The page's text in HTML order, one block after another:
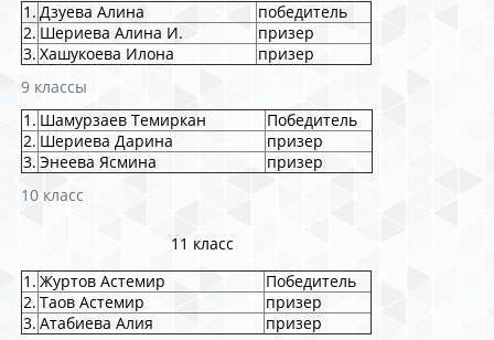
9 классы
1. Дзуева Алина
победитель
2. Шериева Алина И.
призер
3. Хашукоева Илона призер
10 класс
1. Шамурзаев Темиркан
Победитель
2. Шериева Дарина
призер
3. Энеева Ясмина призер
11 класс
1. Журтов Астемир
Победитель
2. Таов Астемир
призер
3. Атабиева Алия призер